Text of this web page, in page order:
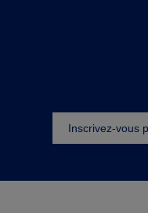
Footer
Inscrivez-vous